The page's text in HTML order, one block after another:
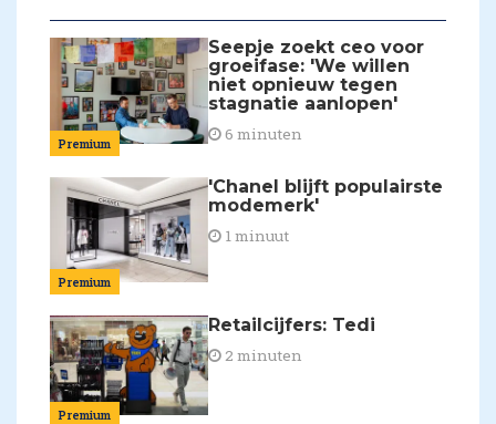
Premium
Seepje zoekt ceo voor
groeifase: 'We willen
niet opnieuw tegen
stagnatie aanlopen'
6 minuten
Premium
'Chanel blijft populairste
modemerk'
1 minuut
Premium
Retailcijfers: Tedi
2 minuten